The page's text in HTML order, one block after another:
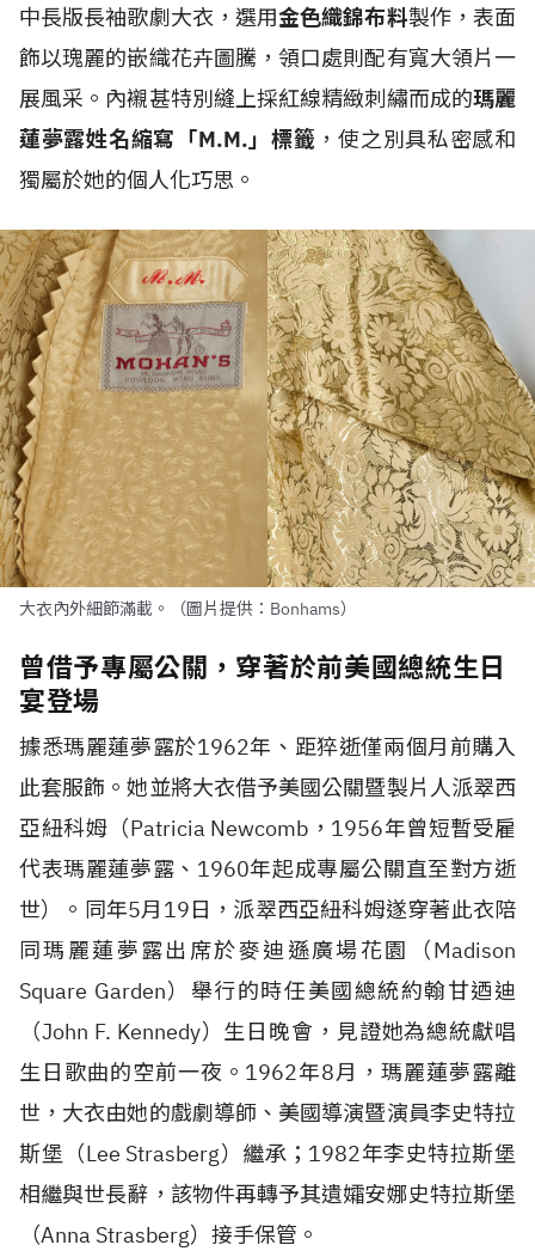
中長版長袖歌劇大衣，選用金色織錦布料製作，表面
飾以瑰麗的嵌織花卉圖騰，領口處則配有寬大領片一
展風采。內襯甚特別縫上採紅線精緻刺繡而成的瑪麗
蓮夢露姓名縮寫「M.M.」標籤 ，使之別具私密感和
獨屬於她的個人化巧思。
大衣內外細節滿載。（圖片提供：Bonhams）
曾借予專屬公關，穿著於前美國總統生日
宴登場
據悉瑪麗蓮夢露於1962年、距猝逝僅兩個月前購入
此套服飾。她並將大衣借予美國公關暨製片人派翠西
亞紐科姆（Patricia Newcomb，1956年曾短暫受雇
代表瑪麗蓮夢露、1960年起成專屬公關直至對方逝
世）。同年5月19日，派翠西亞紐科姆遂穿著此衣陪
同瑪麗蓮夢露出席於麥迪遜廣場花園（Madison
Square Garden）舉行的時任美國總統約翰甘迺迪
（John F. Kennedy）生日晚會，見證她為總統獻唱
生日歌曲的空前一夜。1962年8月，瑪麗蓮夢露離
世，大衣由她的戲劇導師、美國導演暨演員李史特拉
斯堡（Lee Strasberg）繼承；1982年李史特拉斯堡
相繼與世長辭，該物件再轉予其遺孀安娜史特拉斯堡
（Anna Strasberg）接手保管。